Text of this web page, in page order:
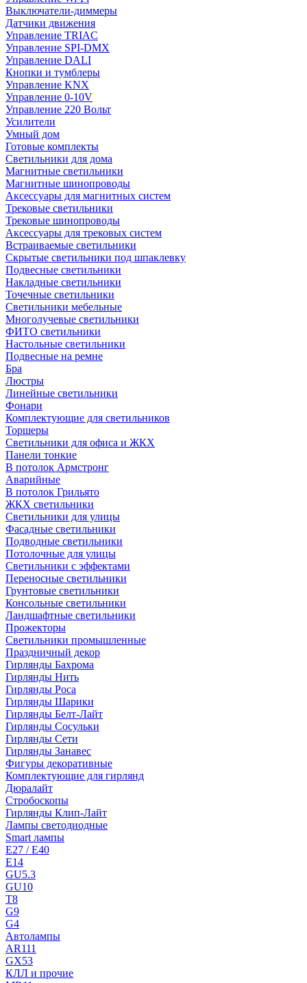
Выключатели-диммеры
Датчики движения
Управление TRIAC
Управление SPI-DMX
Управление DALI
Кнопки и тумблеры
Управление KNX
Управление 0-10V
Управление 220 Вольт
Усилители
Умный дом
Готовые комплекты
Светильники для дома
Магнитные светильники
Магнитные шинопроводы
Аксессуары для магнитных систем
Трековые светильники
Трековые шинопроводы
Аксессуары для трековых систем
Встраиваемые светильники
Скрытые светильники под шпаклевку
Подвесные светильники
Накладные светильники
Точечные светильники
Светильники мебельные
Многолучевые светильники
ФИТО светильники
Настольные светильники
Подвесные на ремне
Бра
Люстры
Линейные светильники
Фонари
Комплектующие для светильников
Торшеры
Светильники для офиса и ЖКХ
Панели тонкие
В потолок Армстронг
Аварийные
В потолок Грильято
ЖКХ светильники
Светильники для улицы
Фасадные светильники
Подводные светильники
Потолочные для улицы
Светильники с эффектами
Переносные светильники
Грунтовые светильники
Консольные светильники
Ландшафтные светильники
Прожекторы
Светильники промышленные
Праздничный декор
Гирлянды Бахрома
Гирлянды Нить
Гирлянды Роса
Гирлянды Шарики
Гирлянды Белт-Лайт
Гирлянды Сосульки
Гирлянды Сети
Гирлянды Занавес
Фигуры декоративные
Комплектующие для гирлянд
Дюралайт
Стробоскопы
Гирлянды Клип-Лайт
Лампы светодиодные
Smart лампы
E27 / E40
E14
GU5.3
GU10
T8
G9
G4
Автолампы
AR111
GX53
КЛЛ и прочие